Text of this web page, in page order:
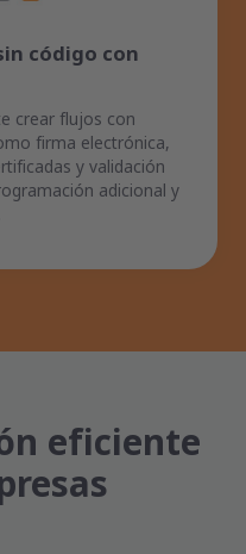
código con
crear flujos con
firma electrónica,
y validación
adicional y
eficiente